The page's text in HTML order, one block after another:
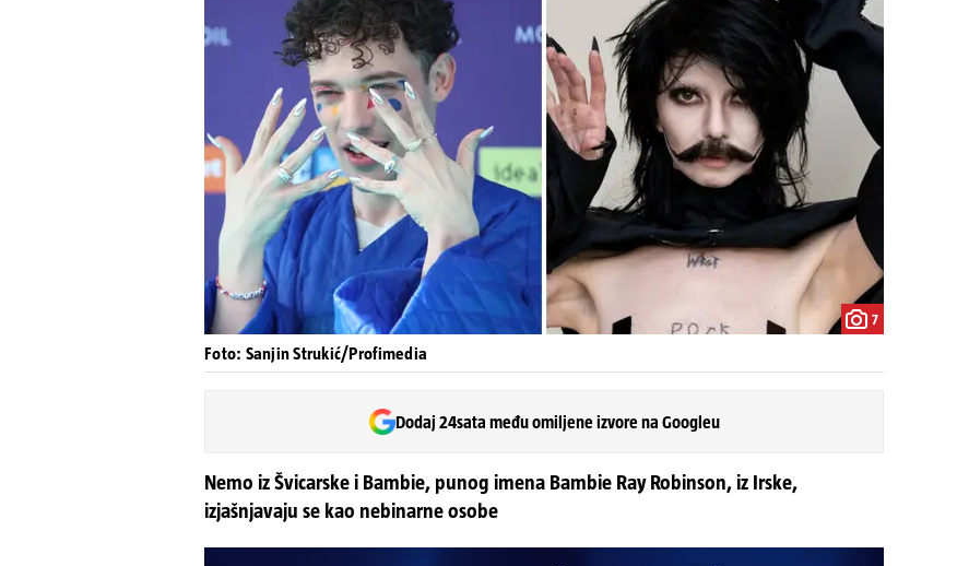
7
Foto: Sanjin Strukić/Profimedia
Dodaj 24sata među omiljene izvore na Googleu
Nemo iz Švicarske i Bambie, punog imena Bambie Ray Robinson, iz Irske,
izjašnjavaju se kao nebinarne osobe